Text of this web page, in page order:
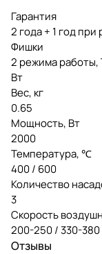
Гарантия
2 года + 1 год
Фишки
2 режима
Вт
Вес, кг
0.65
Мощность, Вт
2000
Температура, ℃
400 / 600
Количество
3
Скорость
200-250 / 330-380
Отзывы